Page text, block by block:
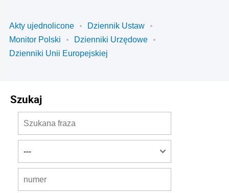
Akty ujednolicone
Dziennik Ustaw
Monitor Polski
Dzienniki Urzędowe
Dzienniki Unii Europejskiej
Szukaj